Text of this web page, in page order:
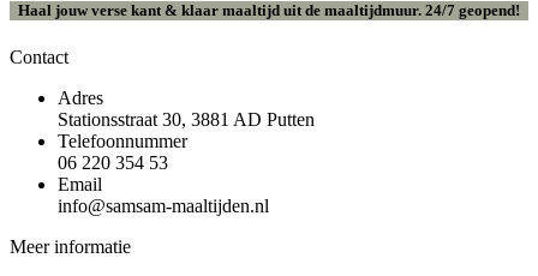
Haal jouw verse kant & klaar maaltijd uit de maaltijdmuur. 24/7 geopend!
Contact
Adres
Stationsstraat 30, 3881 AD Putten
Telefoonnummer
06 220 354 53
Email
info@samsam-maaltijden.nl
Meer informatie